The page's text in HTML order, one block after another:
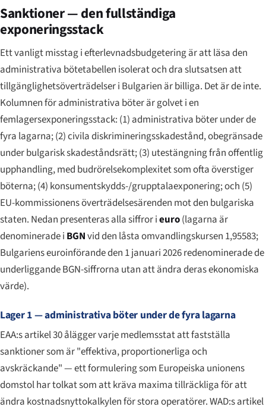
Sanktioner — den fullständiga
exponeringsstack
Ett vanligt misstag i efterlevnadsbudgetering är att läsa den
administrativa bötetabellen isolerat och dra slutsatsen att
tillgänglighetsöverträdelser i Bulgarien är billiga. Det är de inte.
Kolumnen för administrativa böter är golvet i en
femlagersexponeringsstack: (1) administrativa böter under de
fyra lagarna; (2) civila diskrimineringsskadestånd, obegränsade
under bulgarisk skadeståndsrätt; (3) utestängning från offentlig
upphandling, med budrörelsekomplexitet som ofta överstiger
böterna; (4) konsumentskydds-/grupptalaexponering; och (5)
EU-kommissionens överträdelsesärenden mot den bulgariska
staten. Nedan presenteras alla siffror ieuro(lagarna är
denominerade i BGNvid den låsta omvandlingskursen 1,95583;
Bulgariens euroinförande den 1 januari 2026 redenominerade de
underliggande BGN-siffrorna utan att ändra deras ekonomiska
värde).
Lager 1 — administrativa böter under de fyra lagarna
EAA:s artikel 30 ålägger varje medlemsstat att fastställa
sanktioner som är "effektiva, proportionerliga och
avskräckande" — ett formulering som Europeiska unionens
domstol har tolkat som att kräva maxima tillräckliga för att
ändra kostnadsnyttokalkylen för stora operatörer. WAD:s artikel